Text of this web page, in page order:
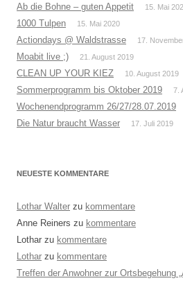
Ab die Bohne – guten Appetit 15. Mai
1000 Tulpen 15. Mai 2020
Actiondays @ Waldstrasse 17.
Moabit live ;) 21. August 2019
CLEAN UP YOUR KIEZ 10. August 2019
Sommerprogramm bis Oktober 2019 7.
Wochenendprogramm 26/27/28.07.2019
Die Natur braucht Wasser 17. Juli 2019
NEUESTE KOMMENTARE
Lothar Walter zu kommentare
Anne Reiners zu kommentare
Lothar zu kommentare
Lothar zu kommentare
Treffen der Anwohner zur Ortsbegehung